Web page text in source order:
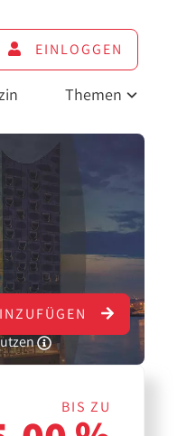
EINLOGGEN
Themen
BIS ZU